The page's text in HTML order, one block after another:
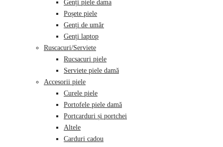
Genți piele dama
Poșete piele
Genți de umăr
Genți laptop
Ruscacuri/Serviete
Rucsacuri piele
Serviete piele damă
Accesorii piele
Curele piele
Portofele piele damă
Portcarduri și portchei
Altele
Carduri cadou